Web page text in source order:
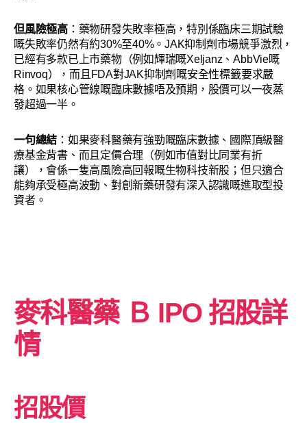
但風險極高：藥物研發失敗率極高，特別係臨床三期試驗
嘅失敗率仍然有約30%至40%。JAK抑制劑市場競爭激烈，
已經有多款已上市藥物（例如輝瑞嘅Xeljanz、AbbVie嘅
Rinvoq），而且FDA對JAK抑制劑嘅安全性標籤要求嚴
格。如果核心管線嘅臨床數據唔及預期，股價可以一夜蒸
發超過一半。
一句總結 ：如果麥科醫藥有強勁嘅臨床數據、國際頂級醫
療基金背書、而且定價合理（例如市值對比同業有折
讓），會係一隻高風險高回報嘅生物科技新股；但只適合
能夠承受極高波動、對創新藥研發有深入認識嘅進取型投
資者。
麥科醫藥 Ｂ IPO 招股詳
情
招股價